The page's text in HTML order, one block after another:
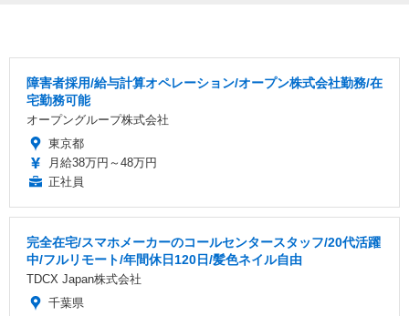
障害者採用/給与計算オペレーション/オープン株式会社勤務/在
宅勤務可能
オープングループ株式会社
東京都
月給38万円～48万円
正社員
完全在宅/スマホメーカーのコールセンタースタッフ/20代活躍
中/フルリモート/年間休日120日/髪色ネイル自由
TDCX Japan株式会社
千葉県